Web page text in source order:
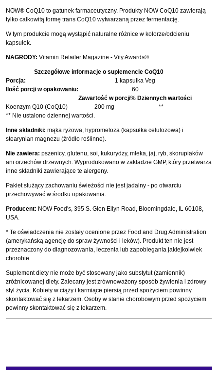
NOW® CoQ10 to gatunek farmaceutyczny. Produkty NOW CoQ10 zawierają
tylko całkowitą formę trans CoQ10 wytwarzaną przez fermentację.
W tym produkcie mogą wystąpić naturalne różnice w kolorze/odcieniu
kapsułek.
NAGRODY: Vitamin Retailer Magazine - Vity Awards®
Szczegółowe informacje o suplemencie CoQ10
Porcja:
1 kapsułka Veg
Ilość porcji w opakowaniu:
60
Zawartość w porcji% Dziennych wartości
** Nie ustalono dziennej wartości.
Koenzym Q10 (CoQ10) 200 mg **
Inne składniki: mąka ryżowa, hypromeloza (kapsułka celulozowa) i
stearynian magnezu (źródło roślinne).
Nie zawiera: pszenicy, glutenu, soi, kukurydzy, mleka, jaj, ryb, skorupiaków
ani orzechów drzewnych. Wyprodukowano w zakładzie GMP, który przetwarza
inne składniki zawierające te alergeny.
Pakiet służący zachowaniu świeżości nie jest jadalny - po otwarciu
przechowywać w środku opakowania.
Producent: NOW Food's, 395 S. Glen Ellyn Road, Bloomingdale, IL 60108,
USA.
* Te oświadczenia nie zostały ocenione przez Food and Drug Administration
(amerykańską agencję do spraw żywności i leków). Produkt ten nie jest
przeznaczony do diagnozowania, leczenia lub zapobiegania jakiejkolwiek
chorobie.
Suplement diety nie może być stosowany jako substytut (zamiennik)
zróżnicowanej diety. Zalecany jest zrównoważony sposób żywienia i zdrowy
styl życia. Kobiety w ciąży i karmiące piersią przed spożyciem powinny
skontaktować się z lekarzem. Osoby w stanie chorobowym przed spożyciem
powinny skontaktować się z lekarzem.